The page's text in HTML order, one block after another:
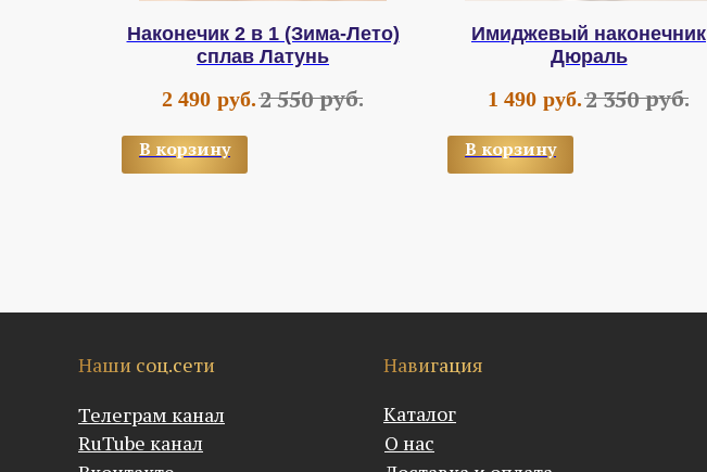
Наконечик 2 в 1 (Зима-Лето)
сплав Латунь
2 490 руб.2 550 руб.
В корзину
Имиджевый наконечник
Дюраль
1 490 руб.2 350 руб.
В корзину
Навигация
Каталог
О нас
RuTube канал
Наши соц.сети
Телеграм канал